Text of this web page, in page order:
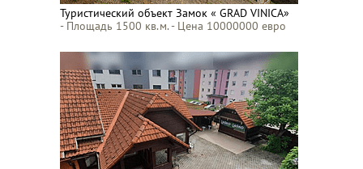
Туристический объект Замок « GRAD VINICA»
- Площадь 1500 кв.м. - Цена 10000000 евро